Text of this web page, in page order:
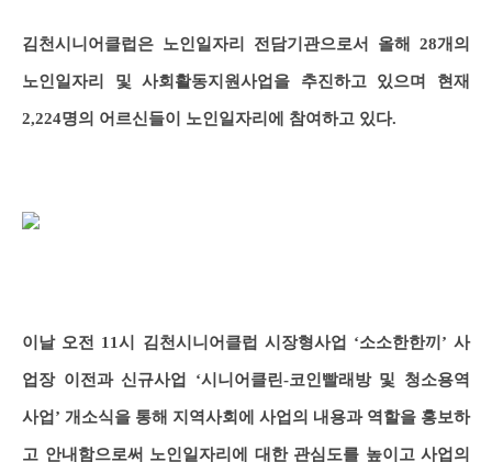
김천시니어클럽은 노인일자리 전담기관으로서 올해 28개의
노인일자리 및 사회활동지원사업을 추진하고 있으며 현재
2,224명의 어르신들이 노인일자리에 참여하고 있다.
이날 오전 11시 김천시니어클럽 시장형사업 ‘소소한한끼’ 사
업장 이전과 신규사업 ‘시니어클린-코인빨래방 및 청소용역
사업’ 개소식을 통해 지역사회에 사업의 내용과 역할을 홍보하
고 안내함으로써 노인일자리에 대한 관심도를 높이고 사업의